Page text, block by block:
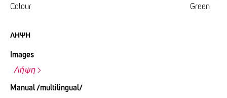
Colour Green
ΛΉΨΗ
Images
Λήψη
Manual /multilingual/